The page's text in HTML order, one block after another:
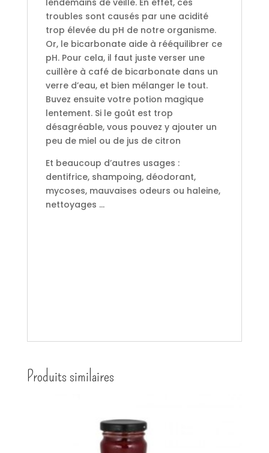
lendemains de veille. En effet, ces
troubles sont causés par une acidité
trop élevée du pH de notre organisme.
Or, le bicarbonate aide à rééquilibrer ce
pH. Pour cela, il faut juste verser une
cuillère à café de bicarbonate dans un
verre d’eau, et bien mélanger le tout.
Buvez ensuite votre potion magique
lentement. Si le goût est trop
désagréable, vous pouvez y ajouter un
peu de miel ou de jus de citron
Et beaucoup d’autres usages :
dentifrice, shampoing, déodorant,
mycoses, mauvaises odeurs ou haleine,
nettoyages …
Produits similaires